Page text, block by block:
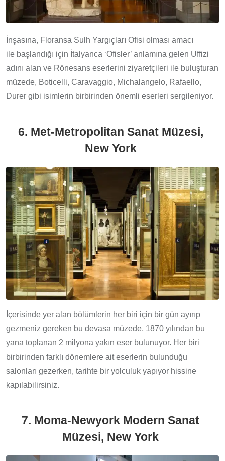
İnşasına, Floransa Sulh Yargıçları Ofisi olması amacı
ile başlandığı için İtalyanca ‘Ofisler’ anlamına gelen Uffizi
adını alan ve Rönesans eserlerini ziyaretçileri ile buluşturan
müzede, Boticelli, Caravaggio, Michalangelo, Rafaello,
Durer gibi isimlerin birbirinden önemli eserleri sergileniyor.
6. Met-Metropolitan Sanat Müzesi,
New York
İçerisinde yer alan bölümlerin her biri için bir gün ayırıp
gezmeniz gereken bu devasa müzede, 1870 yılından bu
yana toplanan 2 milyona yakın eser bulunuyor. Her biri
birbirinden farklı dönemlere ait eserlerin bulunduğu
salonları gezerken, tarihte bir yolculuk yapıyor hissine
kapılabilirsiniz.
7. Moma-Newyork Modern Sanat
Müzesi, New York